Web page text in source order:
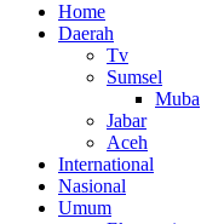
Home
Daerah
Tv
Sumsel
Muba
Jabar
Aceh
International
Nasional
Umum